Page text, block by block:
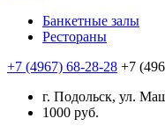
Банкетные залы
Рестораны
+7 (4967) 68-28-28 +7
г. Подольск, ул.
1000 руб.